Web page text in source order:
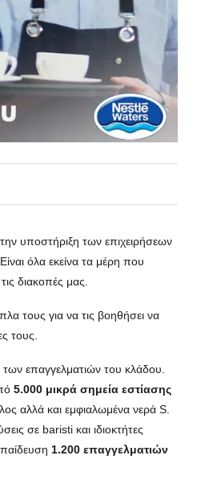
υποστήριξη των επιχειρήσεων
όλα εκείνα τα μέρη που
διακοπές μας.
τους για να τις βοηθήσει να
τους.
επαγγελματιών του κλάδου.
5.000 μικρά σημεία εστίασης
αλλά και εμφιαλωμένα νερά S.
σε baristi και ιδιοκτήτες
1.200 επαγγελματιών